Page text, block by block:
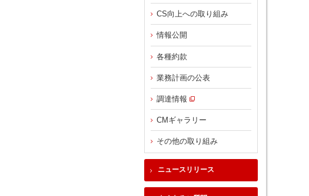
CS向上への取り組み
情報公開
各種約款
業務計画の公表
調達情報
CMギャラリー
その他の取り組み
ニュースリリース